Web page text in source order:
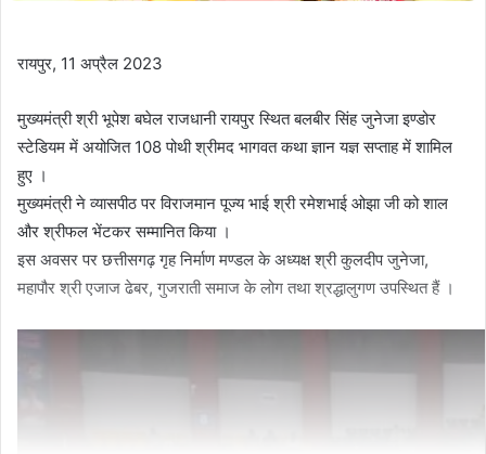
रायपुर, 11 अप्रैल 2023
मुख्यमंत्री श्री भूपेश बघेल राजधानी रायपुर स्थित बलबीर सिंह जुनेजा इण्डोर
स्टेडियम में अयोजित 108 पोथी श्रीमद भागवत कथा ज्ञान यज्ञ सप्ताह में शामिल
हुए ।
मुख्यमंत्री ने व्यासपीठ पर विराजमान पूज्य भाई श्री रमेशभाई ओझा जी को शाल
और श्रीफल भेंटकर सम्मानित किया ।
इस अवसर पर छत्तीसगढ़ गृह निर्माण मण्डल के अध्यक्ष श्री कुलदीप जुनेजा,
महापौर श्री एजाज ढेबर, गुजराती समाज के लोग तथा श्रद्धालुगण उपस्थित हैं ।